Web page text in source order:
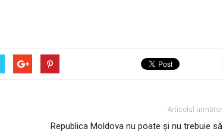
Articolul următor
Republica Moldova nu poate și nu trebuie să